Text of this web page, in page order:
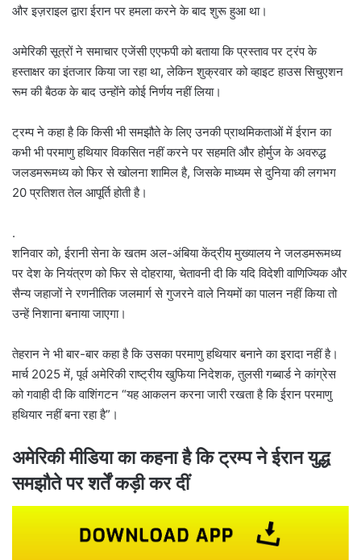
और इज़राइल द्वारा ईरान पर हमला करने के बाद शुरू हुआ था।
अमेरिकी सूत्रों ने समाचार एजेंसी एएफपी को बताया कि प्रस्ताव पर ट्रंप के
हस्ताक्षर का इंतजार किया जा रहा था, लेकिन शुक्रवार को व्हाइट हाउस सिचुएशन
रूम की बैठक के बाद उन्होंने कोई निर्णय नहीं लिया।
ट्रम्प ने कहा है कि किसी भी समझौते के लिए उनकी प्राथमिकताओं में ईरान का
कभी भी परमाणु हथियार विकसित नहीं करने पर सहमति और होर्मुज के अवरुद्ध
जलडमरूमध्य को फिर से खोलना शामिल है, जिसके माध्यम से दुनिया की लगभग
20 प्रतिशत तेल आपूर्ति होती है।
.
शनिवार को, ईरानी सेना के खतम अल-अंबिया केंद्रीय मुख्यालय ने जलडमरूमध्य
पर देश के नियंत्रण को फिर से दोहराया, चेतावनी दी कि यदि विदेशी वाणिज्यिक और
सैन्य जहाजों ने रणनीतिक जलमार्ग से गुजरने वाले नियमों का पालन नहीं किया तो
उन्हें निशाना बनाया जाएगा।
तेहरान ने भी बार-बार कहा है कि उसका परमाणु हथियार बनाने का इरादा नहीं है।
मार्च 2025 में, पूर्व अमेरिकी राष्ट्रीय खुफिया निदेशक, तुलसी गब्बार्ड ने कांग्रेस
को गवाही दी कि वाशिंगटन “यह आकलन करना जारी रखता है कि ईरान परमाणु
हथियार नहीं बना रहा है”।
अमेरिकी मीडिया का कहना है कि ट्रम्प ने ईरान युद्ध
समझौते पर शर्तें कड़ी कर दीं